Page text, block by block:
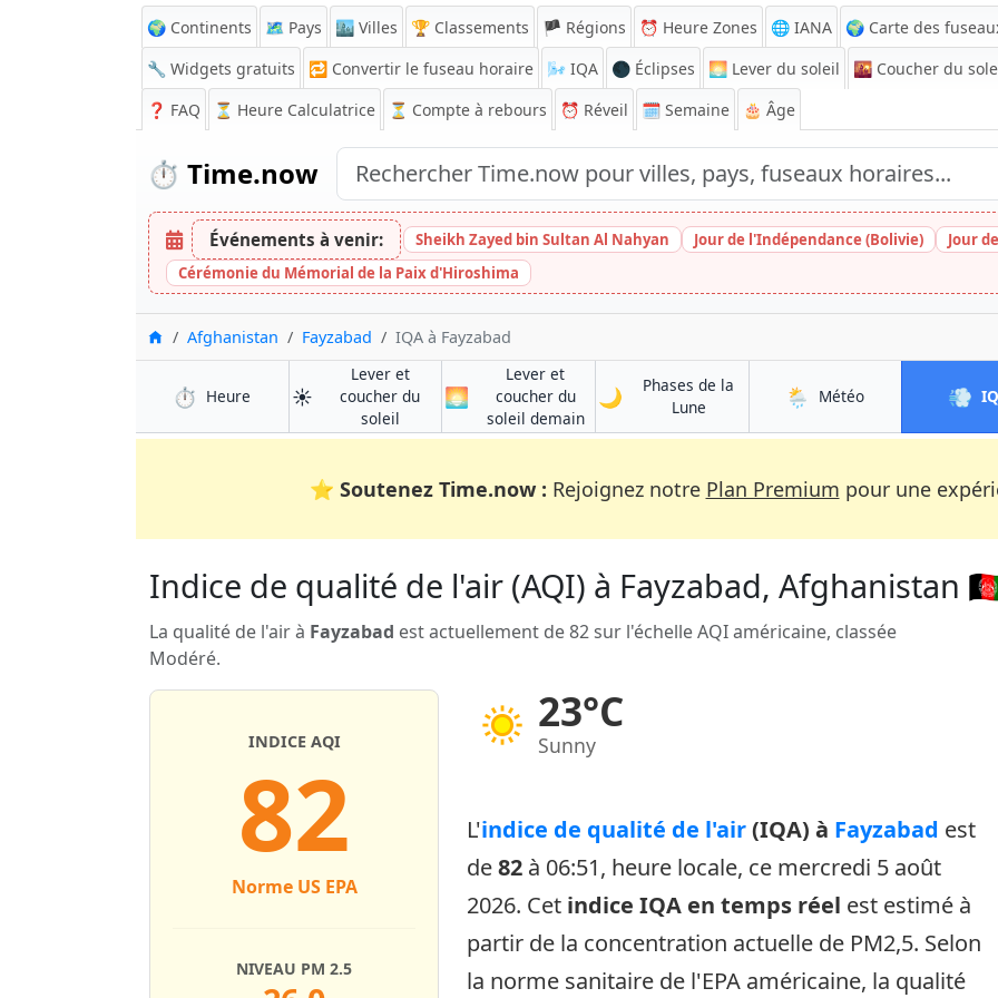
🌍 Continents 🗺️ Pays 🏙️ Villes 🏆 Classements 🏴 Régions ⏰ Heure Zones 🌐 IANA
🌍 Carte des
🔧 Widgets gratuits
🔁 Convertir le fuseau horaire 🌬️ IQA 🌑 Éclipses 🌅 Lever du soleil 🌇 Coucher du
❓ FAQ ⏳ Heure Calculatrice ⏳ Compte à rebours ⏰ Réveil 🗓️ Semaine 🎂 Âge
⏱️ Time.now
Événements à venir: Sheikh Zayed bin Sultan Al Nahyan Jour de l'Indépendance (Bolivie)
Jour
Cérémonie du Mémorial de la Paix d'Hiroshima
Accueil
Afghanistan Fayzabad IQA à Fayzabad
⏱️ Heure à Fayzabad
☀️
Lever et
coucher du
soleilà Fayzabad
🌅
Lever et
coucher du
soleil demainà Fayzabad
🌙
Phases de la
Luneà Fayzabad 🌦️ Météoà Fayzabad 💨
⭐ Soutenez Time.now : Rejoignez notre Plan Premium pour une
Indice de qualité de l'air (AQI) à Fayzabad, Afghanistan
La qualité de l'air à Fayzabad est actuellement de 82 sur l'échelle AQI américaine, classée
Modéré.
23°C
Sunny
INDICE AQI
82
Norme US EPA
NIVEAU PM 2.5
L'indice de qualité de l'air(IQA) à Fayzabad est
de82 à 06:51, heure locale, ce mercredi 5 août
2026. Cet indice IQA en temps réel est estimé à
partir de la concentration actuelle de PM2,5. Selon
la norme sanitaire de l'EPA américaine, la qualité